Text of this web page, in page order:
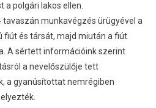
polgári lakos ellen.
munkavégzés ürügyével a
fiút és társát, majd miután a fiút
A sértett információink szerint
a nevelőszülője tett
a gyanúsítottat nemrégiben